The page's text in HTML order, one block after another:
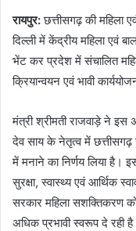
रायपुर:छत्तीसगढ़ की महिला
दिल्ली में केंद्रीय महिला एवं
भेंट कर प्रदेश में संचालित
क्रियान्वयन एवं भावी
मंत्री श्रीमती राजवाड़े ने इस
देव साय के नेतृत्व में छत्तीसगढ़
में मनाने का निर्णय लिया है।
सुरक्षा, स्वास्थ्य एवं आर्थिक
सरकार महिला सशक्तिकरण
अधिक प्रभावी स्वरूप दे रही